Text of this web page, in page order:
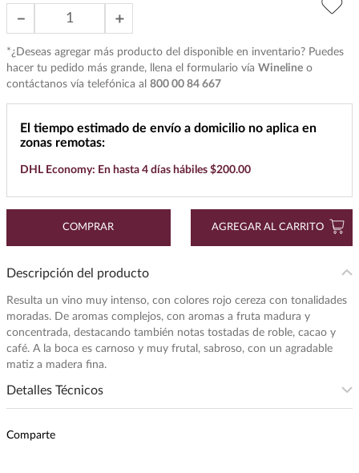
＋
－
*¿Deseas agregar más producto del disponible en inventario? Puedes
hacer tu pedido más grande, llena el formulario vía Wineline o
contáctanos vía telefónica al 800 00 84 667
El tiempo estimado de envío a domicilio no aplica en
zonas remotas:
DHL Economy: En hasta 4 días hábiles $200.00
COMPRAR AGREGAR AL CARRITO
Descripción del producto
Resulta un vino muy intenso, con colores rojo cereza con tonalidades
moradas. De aromas complejos, con aromas a fruta madura y
concentrada, destacando también notas tostadas de roble, cacao y
café. A la boca es carnoso y muy frutal, sabroso, con un agradable
matiz a madera fina.
Detalles Técnicos
Presentación
Comparte
4.
5.
mezcal
6.
don julio
7.
cerveza
8.
buchanans